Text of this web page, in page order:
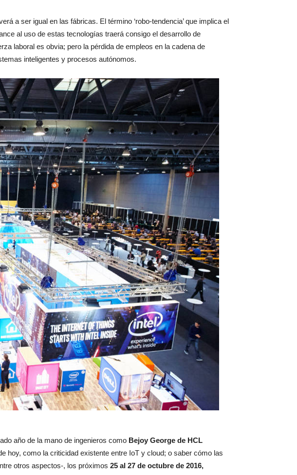
a ser igual en las fábricas. El término ‘robo-tendencia’ que implica el
al uso de estas tecnologías traerá consigo el desarrollo de
laboral es obvia; pero la pérdida de empleos en la cadena de
inteligentes y procesos autónomos.
año de la mano de ingenieros como Bejoy George de HCL
hoy, como la criticidad existente entre IoT y cloud; o saber cómo las
otros aspectos-, los próximos 25 al 27 de octubre de 2016,